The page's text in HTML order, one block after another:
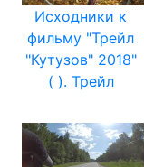
Исходники к
фильму "Трейл
"Кутузов" 2018"
( ). Трейл